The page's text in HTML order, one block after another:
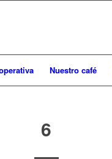
Nuestro café
6